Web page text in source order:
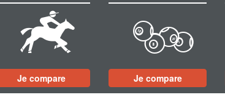
d
Je compare
c
Je compare